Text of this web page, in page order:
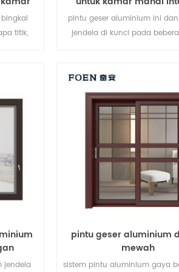
titik,
pintu geser aluminium ini
jendela di kunci pada
pintu untuk memenuhi
kebutuhan arsitektur
jendela
pintu geser aluminium
mewah
sistem pintu aluminium gaya